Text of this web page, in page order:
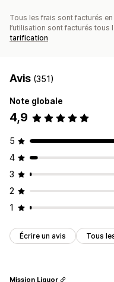
Tous les frais sont facturés
l’utilisation sont facturés tous
tarification
Avis (351)
Note globale
4,9
5
4
3
2
1
Écrire un avis Tous
Mission Liquor